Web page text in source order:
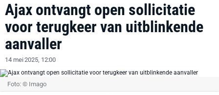
Ajax ontvangt open sollicitatie
voor terugkeer van uitblinkende
aanvaller
14 mei 2025, 12:00
Foto: © Imago